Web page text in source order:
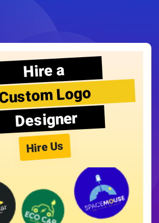
Hire a
Logo
Designer
Hire Us